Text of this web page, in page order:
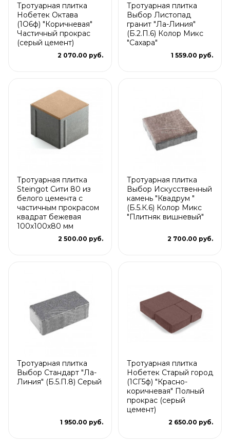
Тротуарная плитка
Нобетек Октава
(1О6ф) "Коричневая"
Частичный прокрас
(серый цемент)
2 070.00 руб.
Тротуарная плитка
Выбор Листопад
гранит "Ла-Линия"
(Б.2.П.6) Колор Микс
"Сахара"
1 559.00 руб.
Тротуарная плитка
Steingot Сити 80 из
белого цемента с
частичным прокрасом
квадрат бежевая
100х100х80 мм
2 500.00 руб.
Тротуарная плитка
Выбор Искусственный
камень "Квадрум "
(Б.5.К.6) Колор Микс
"Плитняк вишневый"
2 700.00 руб.
Тротуарная плитка
Выбор Стандарт "Ла-
Линия" (Б.5.П.8) Серый
1 950.00 руб.
Тротуарная плитка
Нобетек Старый город
(1СГ5ф) "Красно-
коричневая" Полный
прокрас (серый
цемент)
2 650.00 руб.